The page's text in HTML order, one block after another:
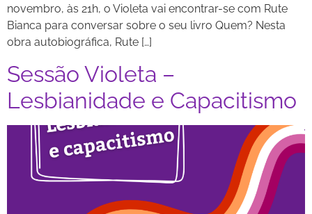
novembro, às 21h, o Violeta vai encontrar-se com Rute
Bianca para conversar sobre o seu livro Quem? Nesta
obra autobiográfica, Rute […]
Sessão Violeta –
Lesbianidade e Capacitismo